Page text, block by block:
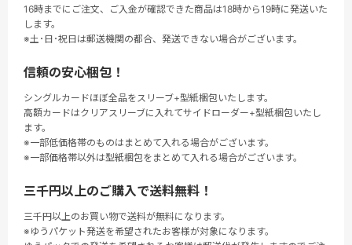
16時までにご注文、ご入金が確認できた商品は18時から19時に発送いた
します。
※土･日･祝日は郵送機関の都合、発送できない場合がございます。
信頼の安心梱包！
シングルカードほぼ全品をスリーブ+型紙梱包いたします。
高額カードはクリアスリーブに入れてサイドローダー+型紙梱包いたし
ます。
※一部低価格帯のものはまとめて入れる場合がございます。
※一部価格帯以外は型紙梱包をまとめて入れる場合がございます。
三千円以上のご購入で送料無料！
三千円以上のお買い物で送料が無料になります。
※ゆうパケット発送を希望されたお客様が対象になります。